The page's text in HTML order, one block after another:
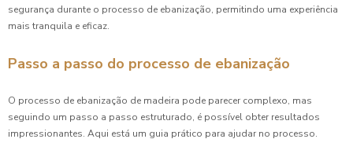
segurança durante o processo de ebanização, permitindo uma experiência
mais tranquila e eficaz.
Passo a passo do processo de ebanização
O processo de ebanização de madeira pode parecer complexo, mas
seguindo um passo a passo estruturado, é possível obter resultados
impressionantes. Aqui está um guia prático para ajudar no processo.